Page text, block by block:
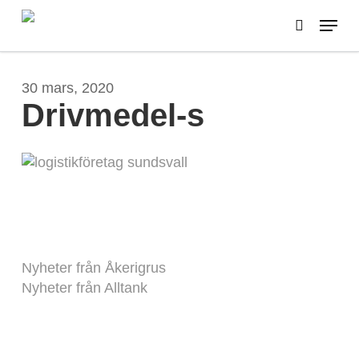
Skip
main
search
Menu
30 mars, 2020
Drivmedel-s
Nyheter från Åkerigrus
Nyheter från Alltank